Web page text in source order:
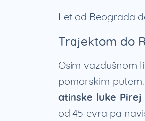
Let od Beograda
Trajektom do
Osim vazdušnom
pomorskim putem.
atinske luke Pirej
od 45 evra pa